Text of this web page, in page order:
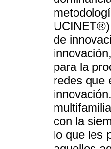
de
para la
redes que
con la
lo que les